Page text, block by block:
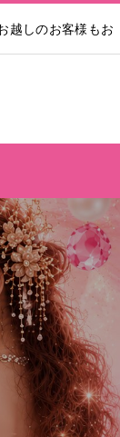
越しのお客様もお